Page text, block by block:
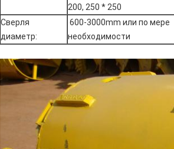
200, 250 * 250
Сверля
диаметр:
600-3000mm или по мере
необходимости